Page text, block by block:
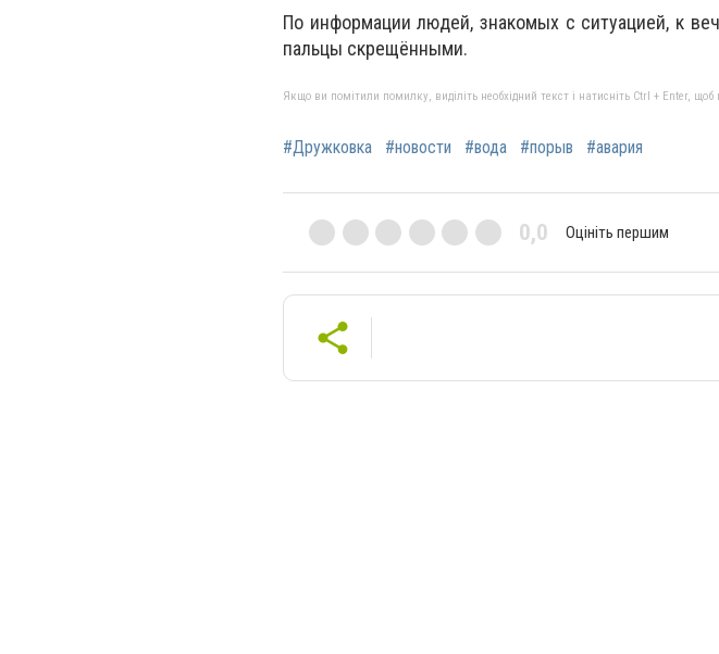
По информации людей, знакомых с ситуацией, к
пальцы скрещёнными.
Якщо ви помітили помилку, виділіть необхідний текст і натисніть Ctrl + Enter,
#Дружковка #новости #вода #порыв #авария
0,0 Оцініть першим